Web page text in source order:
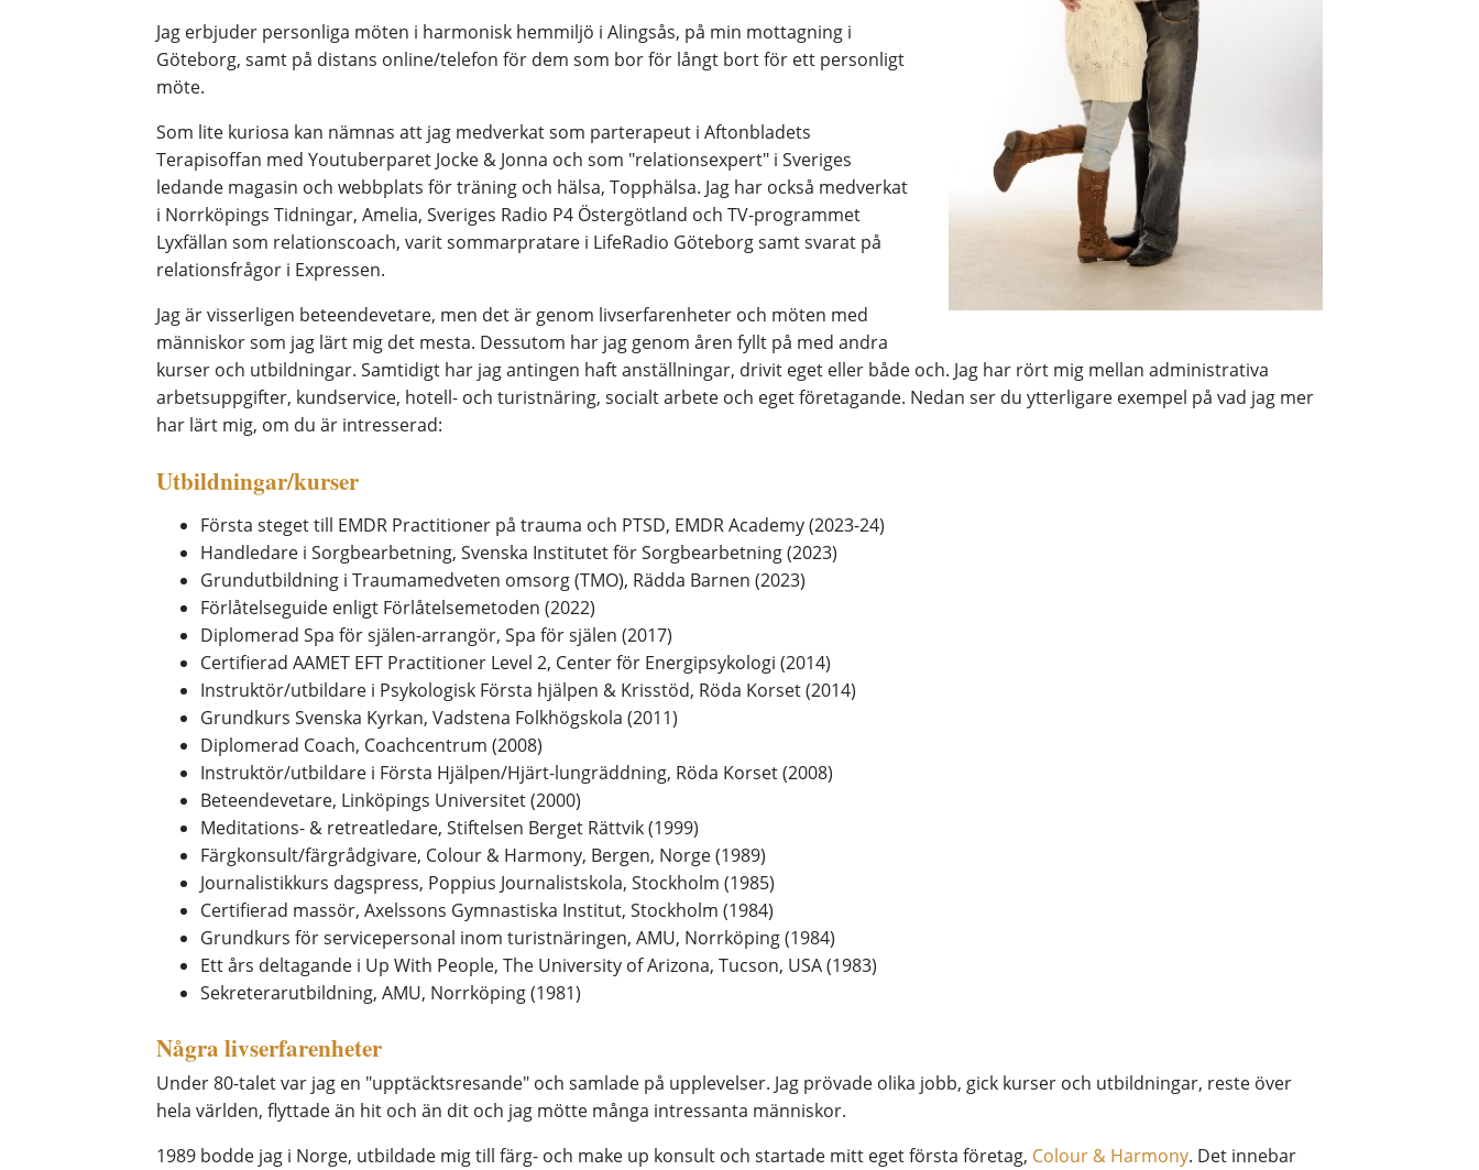
Jag erbjuder personliga möten i harmonisk hemmiljö i Alingsås, på min mottagning i
Göteborg, samt på distans online/telefon för dem som bor för långt bort för ett personligt
möte.
Som lite kuriosa kan nämnas att jag medverkat som parterapeut i Aftonbladets
Terapisoffan med Youtuberparet Jocke & Jonna och som "relationsexpert" i Sveriges
ledande magasin och webbplats för träning och hälsa, Topphälsa. Jag har också medverkat
i Norrköpings Tidningar, Amelia, Sveriges Radio P4 Östergötland och TV-programmet
Lyxfällan som relationscoach, varit sommarpratare i LifeRadio Göteborg samt svarat på
relationsfrågor i Expressen.
Jag är visserligen beteendevetare, men det är genom livserfarenheter och möten med
människor som jag lärt mig det mesta. Dessutom har jag genom åren fyllt på med andra
kurser och utbildningar. Samtidigt har jag antingen haft anställningar, drivit eget eller både och. Jag har rört mig mellan administrativa
arbetsuppgifter, kundservice, hotell- och turistnäring, socialt arbete och eget företagande. Nedan ser du ytterligare exempel på vad jag mer
har lärt mig, om du är intresserad:
Utbildningar/kurser
Första steget till EMDR Practitioner på trauma och PTSD, EMDR Academy (2023-24)
Handledare i Sorgbearbetning, Svenska Institutet för Sorgbearbetning (2023)
Grundutbildning i Traumamedveten omsorg (TMO), Rädda Barnen (2023)
Förlåtelseguide enligt Förlåtelsemetoden (2022)
Diplomerad Spa för själen-arrangör, Spa för själen (2017)
Certifierad AAMET EFT Practitioner Level 2, Center för Energipsykologi (2014)
Instruktör/utbildare i Psykologisk Första hjälpen & Krisstöd, Röda Korset (2014)
Grundkurs Svenska Kyrkan, Vadstena Folkhögskola (2011)
Diplomerad Coach, Coachcentrum (2008)
Instruktör/utbildare i Första Hjälpen/Hjärt-lungräddning, Röda Korset (2008)
Beteendevetare, Linköpings Universitet (2000)
Meditations- & retreatledare, Stiftelsen Berget Rättvik (1999)
Färgkonsult/färgrådgivare, Colour & Harmony, Bergen, Norge (1989)
Journalistikkurs dagspress, Poppius Journalistskola, Stockholm (1985)
Certifierad massör, Axelssons Gymnastiska Institut, Stockholm (1984)
Grundkurs för servicepersonal inom turistnäringen, AMU, Norrköping (1984)
Ett års deltagande i Up With People, The University of Arizona, Tucson, USA (1983)
Sekreterarutbildning, AMU, Norrköping (1981)
Några livserfarenheter
Under 80-talet var jag en "upptäcktsresande" och samlade på upplevelser. Jag prövade olika jobb, gick kurser och utbildningar, reste över
hela världen, flyttade än hit och än dit och jag mötte många intressanta människor.
1989 bodde jag i Norge, utbildade mig till färg- och make up konsult och startade mitt eget första företag, Colour & Harmony. Det innebar